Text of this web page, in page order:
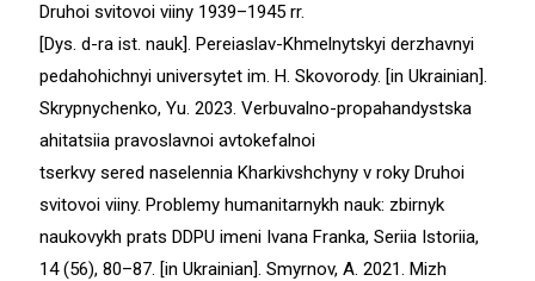
Druhoi svitovoi viiny 1939–1945 rr.
[Dys. d-ra ist. nauk]. Pereiaslav-Khmelnytskyi derzhavnyi
pedahohichnyi universytet im. H. Skovorody. [in Ukrainian].
Skrypnychenko, Yu. 2023. Verbuvalno-propahandystska
ahitatsiia pravoslavnoi avtokefalnoi
tserkvy sered naselennia Kharkivshchyny v roky Druhoi
svitovoi viiny. Problemy humanitarnykh nauk: zbirnyk
naukovykh prats DDPU imeni Ivana Franka, Seriia Istoriia,
14 (56), 80–87. [in Ukrainian]. Smyrnov, A. 2021. Mizh